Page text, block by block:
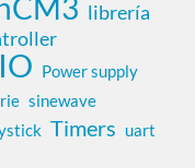
librería
Power supply
sinewave
Timers uart